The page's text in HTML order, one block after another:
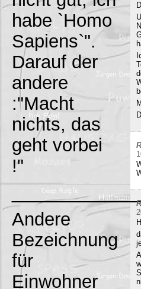
habe `Homo
Sapiens`".
Darauf der
andere
:"Macht
nichts, das
geht vorbei
!"
Andere
Bezeichnung
für
Einwohner